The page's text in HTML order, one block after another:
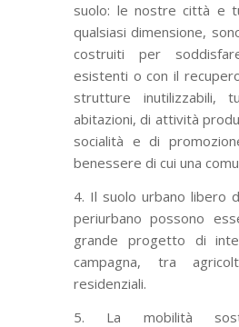
suolo: le nostre città e
qualsiasi dimensione,
costruiti per
esistenti o con il
strutture inutilizzabili,
abitazioni, di attività
socialità e di
benessere di cui una
4. Il suolo urbano libero
periurbano possono
grande progetto di
campagna, tra
residenziali.
5. La mobilità